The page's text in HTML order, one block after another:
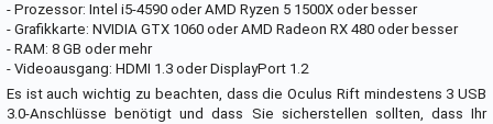
- Prozessor: Intel i5-4590 oder AMD Ryzen 5 1500X oder besser
- Grafikkarte: NVIDIA GTX 1060 oder AMD Radeon RX 480 oder besser
- RAM: 8 GB oder mehr
- Videoausgang: HDMI 1.3 oder DisplayPort 1.2
Es ist auch wichtig zu beachten, dass die Oculus Rift mindestens 3 USB
3.0-Anschlüsse benötigt und dass Sie sicherstellen sollten, dass Ihr